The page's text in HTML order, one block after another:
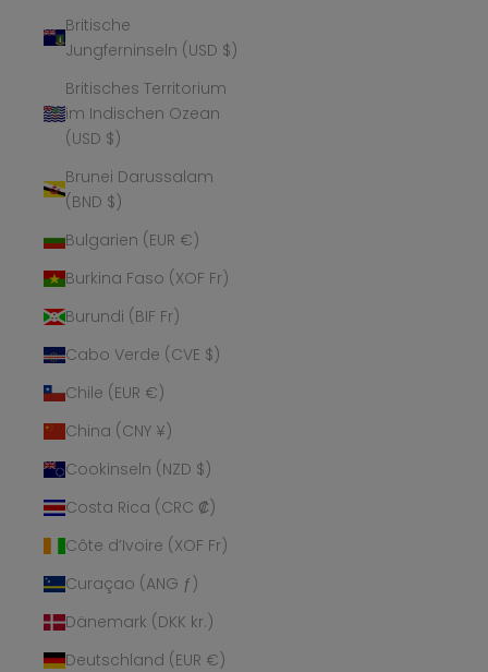
Britische
Jungferninseln (USD $)
Britisches Territorium
im Indischen Ozean
(USD $)
Brunei Darussalam
(BND $)
Bulgarien (EUR €)
Burkina Faso (XOF Fr)
Burundi (BIF Fr)
Cabo Verde (CVE $)
Chile (EUR €)
China (CNY ¥)
Cookinseln (NZD $)
Costa Rica (CRC ₡)
Côte d’Ivoire (XOF Fr)
Curaçao (ANG ƒ)
Dänemark (DKK kr.)
Deutschland (EUR €)